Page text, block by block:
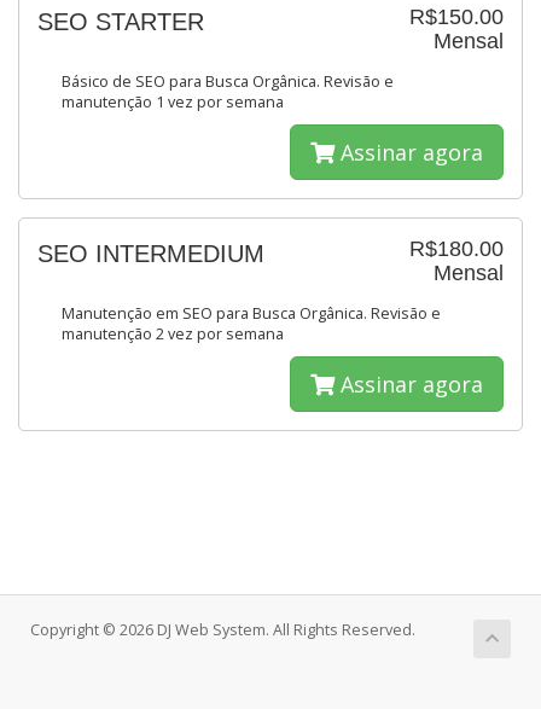
R$150.00
Mensal
SEO STARTER
Básico de SEO para Busca Orgânica. Revisão e
manutenção 1 vez por semana
Assinar agora
R$180.00
Mensal
SEO INTERMEDIUM
Manutenção em SEO para Busca Orgânica. Revisão e
manutenção 2 vez por semana
Assinar agora
Copyright © 2026 DJ Web System. All Rights Reserved.